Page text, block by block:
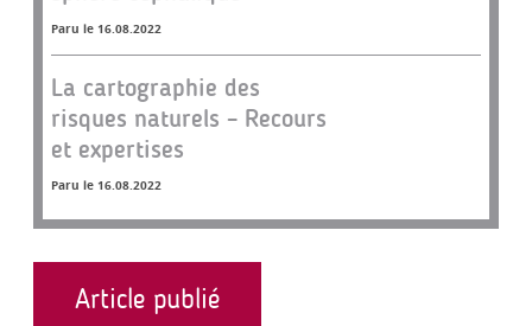
Paru le 16.08.2022
La cartographie des
risques naturels – Recours
et expertises
Paru le 16.08.2022
Article publié